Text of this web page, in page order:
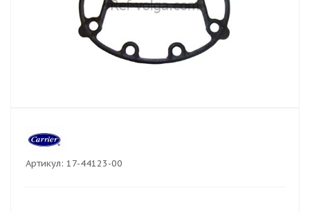
Артикул: 17-44123-00